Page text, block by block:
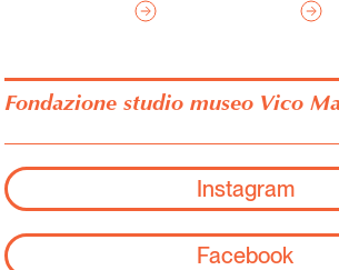
Fondazione studio museo Vico
Instagram
Facebook